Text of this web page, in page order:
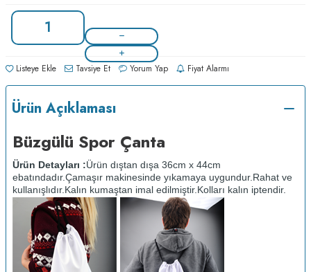
Listeye Ekle Tavsiye Et Yorum Yap Fiyat Alarmı
Ürün Açıklaması
Büzgülü Spor Çanta
Ürün Detayları :Ürün dıştan dışa 36cm x 44cm
ebatındadır.Çamaşır makinesinde yıkamaya uygundur. Rahat ve
kullanışlıdır. Kalın kumaştan imal edilmiştir. Kolları kalın iptendir.